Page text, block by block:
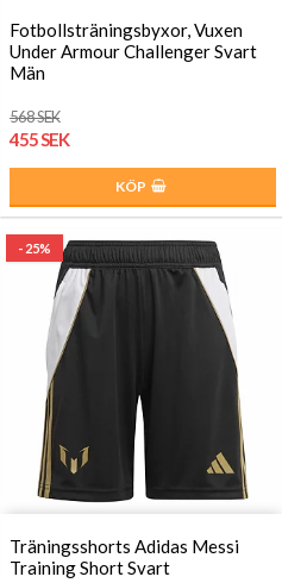
Fotbollsträningsbyxor, Vuxen
Under Armour Challenger Svart
Män
568 SEK
455 SEK
KÖP
- 25%
Träningsshorts Adidas Messi
Training Short Svart